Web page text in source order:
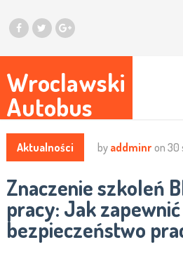
Wroclawski
Autobus
Aktualności by addminr on 30
Znaczenie szkoleń
pracy: Jak zapewnić
bezpieczeństwo